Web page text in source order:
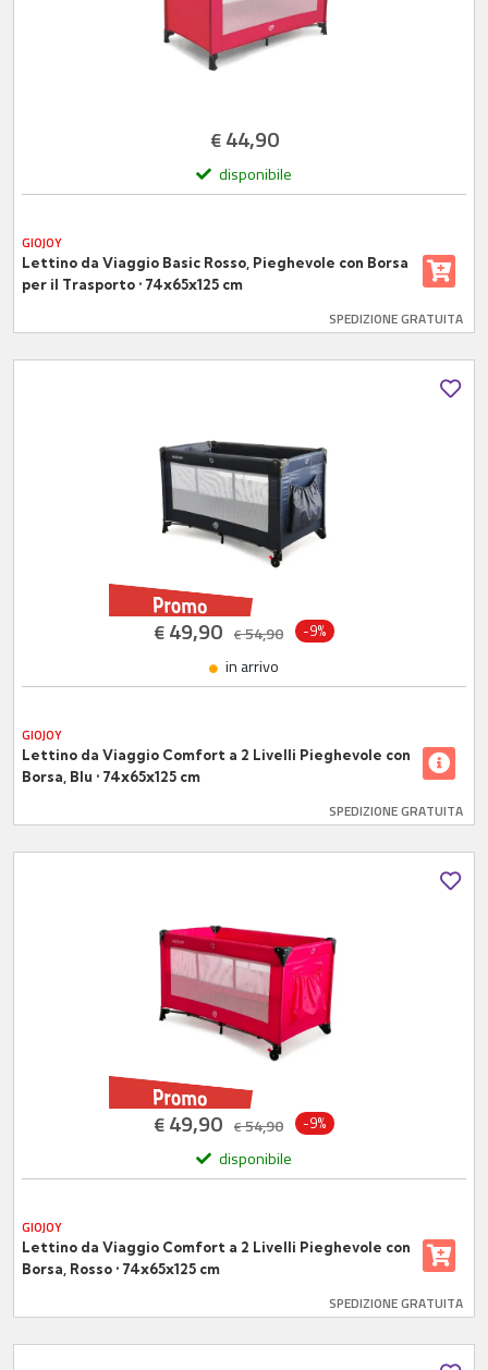
€44,90
disponibile
GIOJOY
Lettino da Viaggio Basic Rosso, Pieghevole con Borsa
per il Trasporto • 74x65x125 cm
SPEDIZIONE GRATUITA
€49,90 €54,90 -9%
in arrivo
GIOJOY
Lettino da Viaggio Comfort a 2 Livelli Pieghevole con
Borsa, Blu • 74x65x125 cm
SPEDIZIONE GRATUITA
€49,90 €54,90 -9%
disponibile
GIOJOY
Lettino da Viaggio Comfort a 2 Livelli Pieghevole con
Borsa, Rosso • 74x65x125 cm
SPEDIZIONE GRATUITA